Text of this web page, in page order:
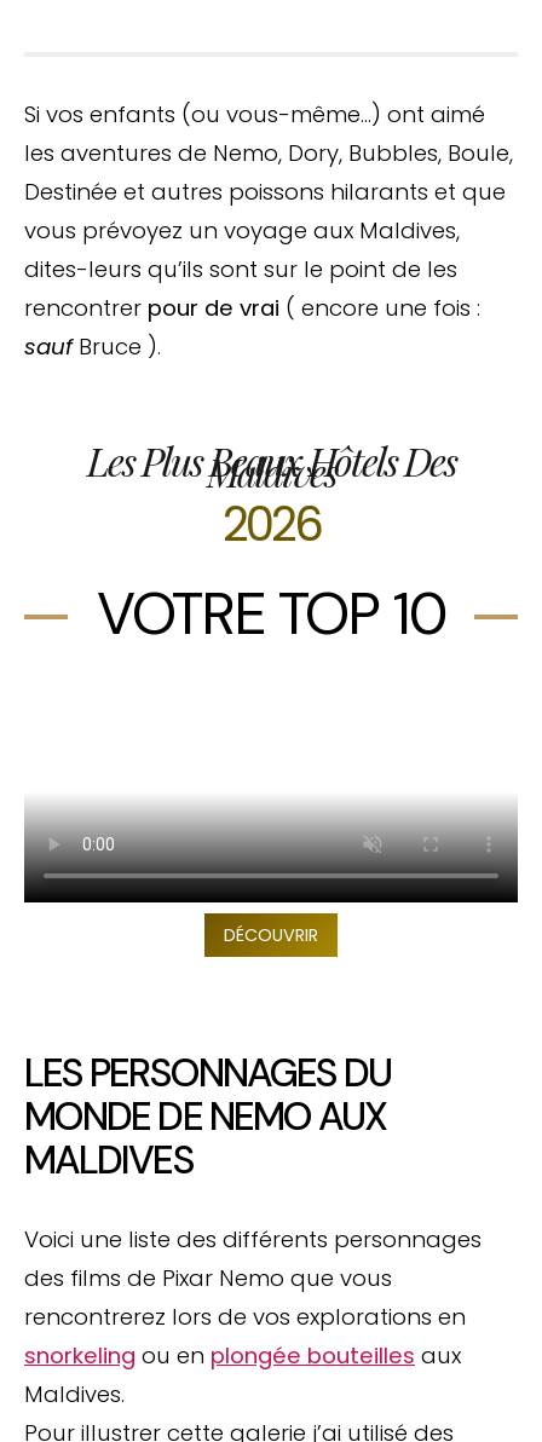
Si vos enfants (ou vous-même…) ont aimé
les aventures de Nemo, Dory, Bubbles, Boule,
Destinée et autres poissons hilarants et que
vous prévoyez un voyage aux Maldives,
dites-leurs qu’ils sont sur le point de les
rencontrer pour de vrai ( encore une fois :
saufBruce ).
Les Plus Beaux Hôtels Des
Maldives
2026
VOTRE TOP 10
DÉCOUVRIR
LES PERSONNAGES DU
MONDE DE NEMO AUX
MALDIVES
Voici une liste des différents personnages
des films de Pixar Nemo que vous
rencontrerez lors de vos explorations en
snorkeling ou en plongée bouteilles aux
Maldives.
Pour illustrer cette galerie j’ai utilisé des